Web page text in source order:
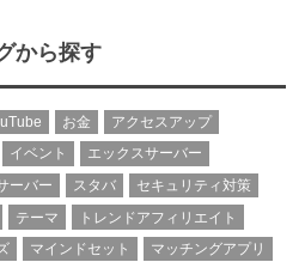
から探す
お金
アクセスアップ
イベント
エックスサーバー
ーバー スタバ
セキュリティ対策
テーマ
トレンドアフィリエイト
マインドセット マッチングアプリ